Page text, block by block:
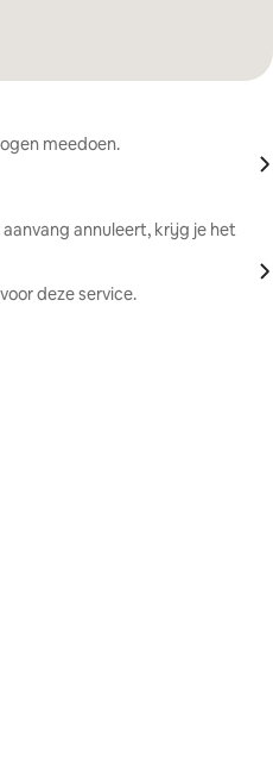
meedoen.
annuleert, krijg je het
deze service.